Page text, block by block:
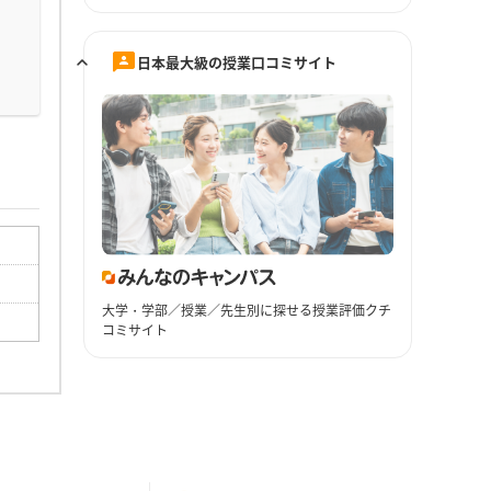
日本最大級の授業口コミサイト
大学・学部／授業／先生別に探せる授業評価クチ
コミサイト